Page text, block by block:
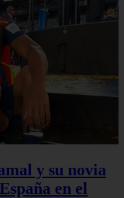
y su novia
en el